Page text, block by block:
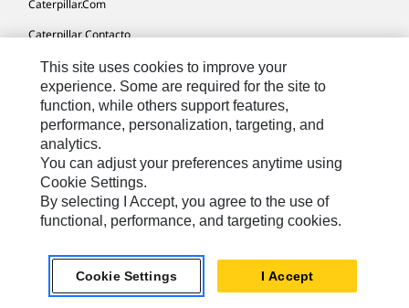
Caterpillar.com
Caterpillar Contacto
Mis Preferencias De Marketing
Site Map
Cookie Settings
Legal
Privacy
US- Español© 2026 Caterpillar. Todos los derechos reservados.
This site uses cookies to improve your
experience. Some are required for the site to
function, while others support features,
performance, personalization, targeting, and
analytics.
You can adjust your preferences anytime using
Cookie Settings.
By selecting I Accept, you agree to the use of
functional, performance, and targeting cookies.
Cookie Settings I Accept